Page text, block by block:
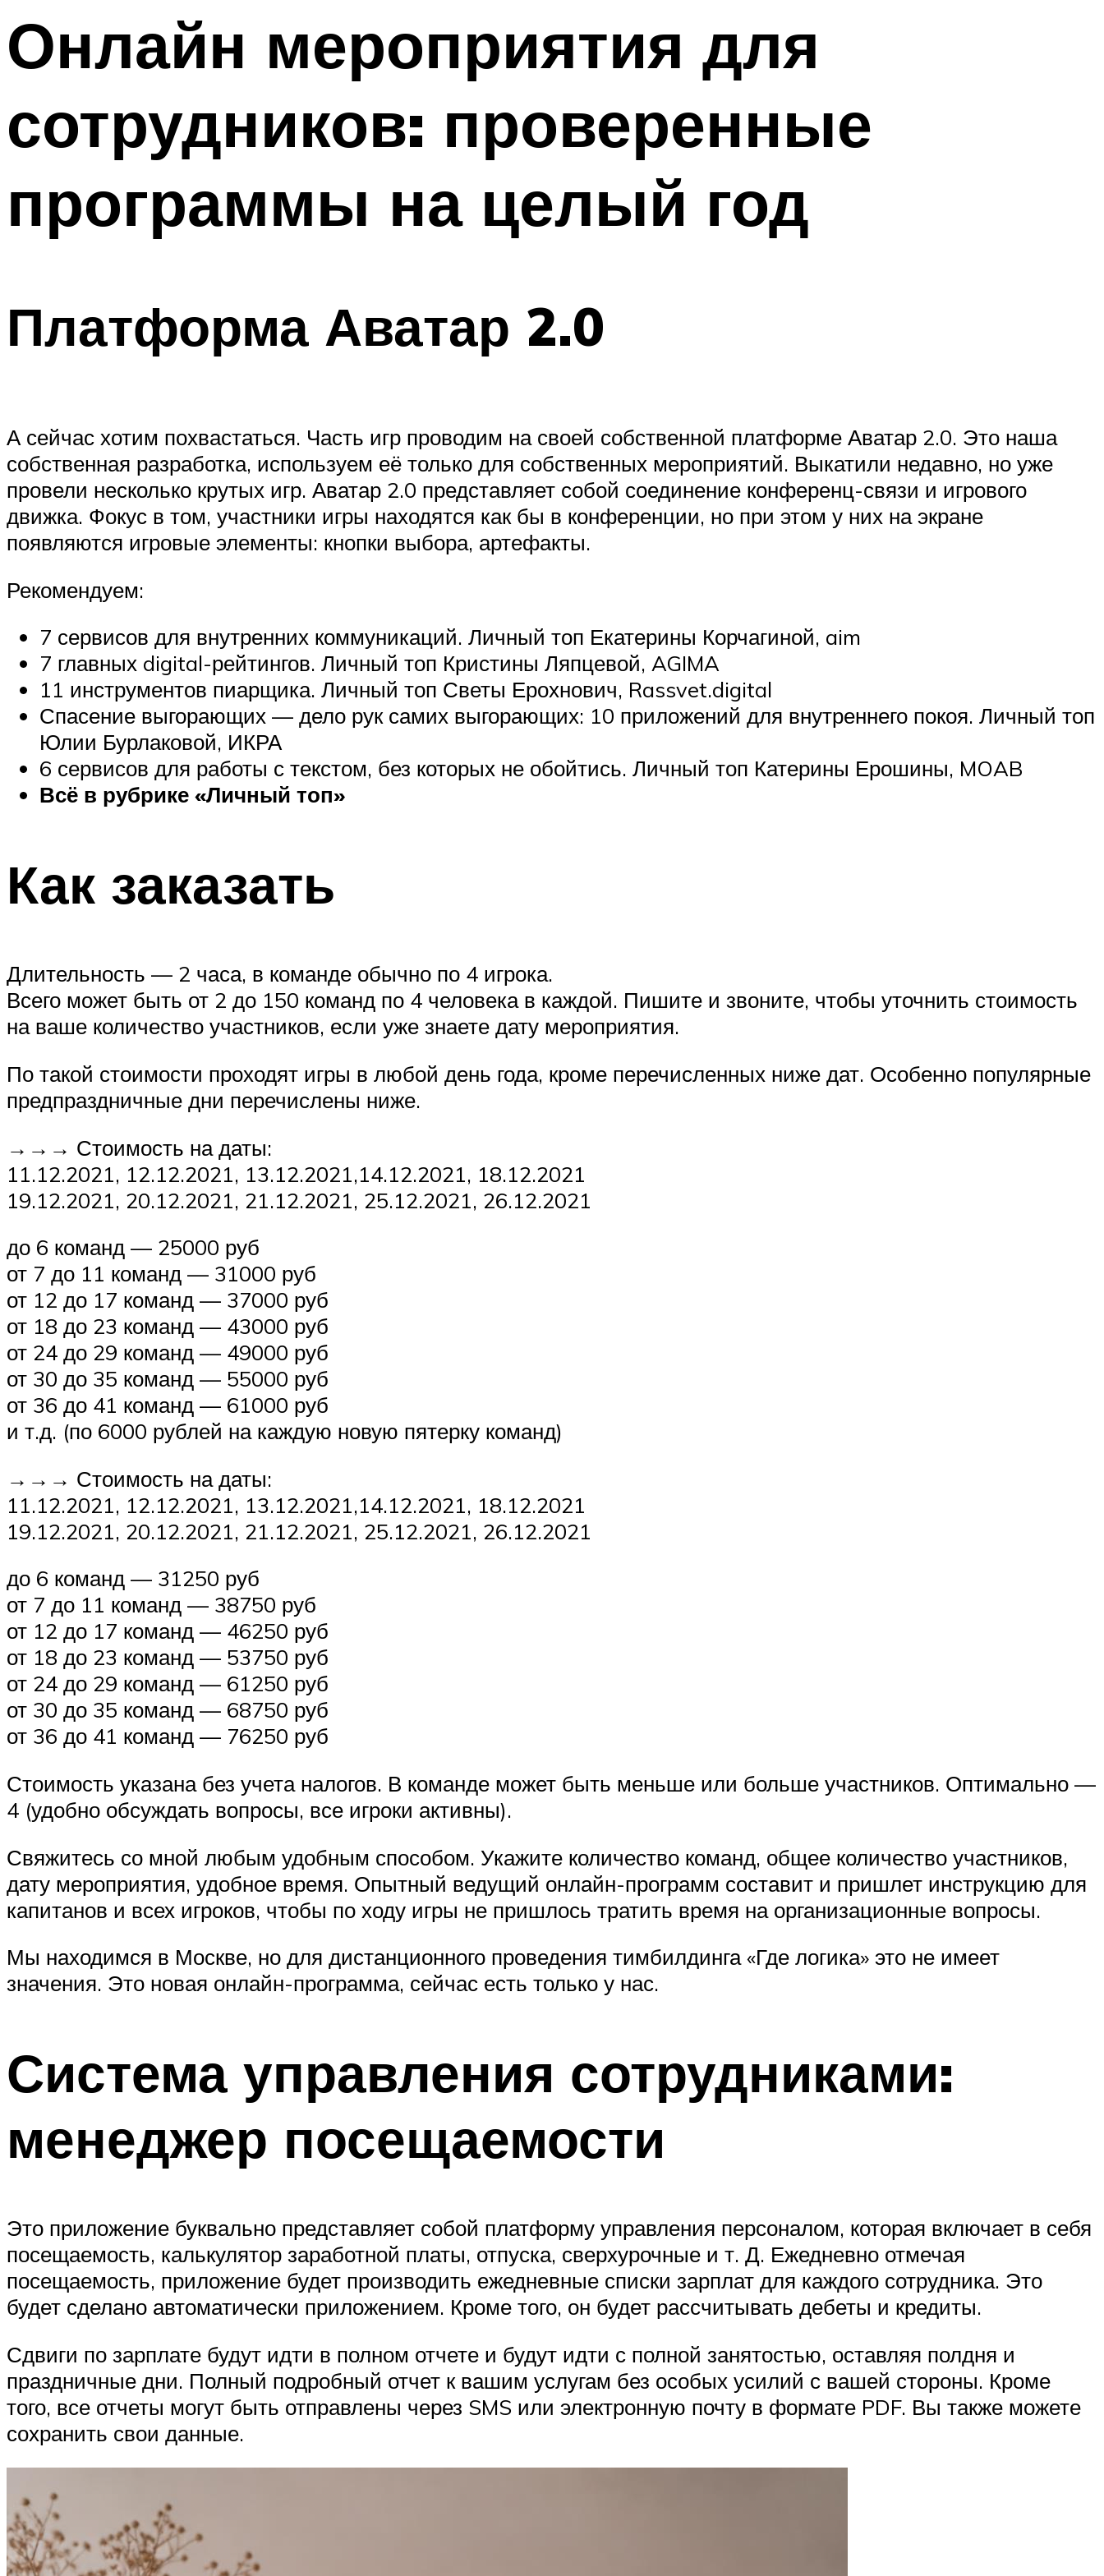
Меню
Онлайн мероприятия для
сотрудников: проверенные
программы на целый год
Платформа Аватар 2.0
А сейчас хотим похвастаться. Часть игр проводим на своей собственной платформе Аватар 2.0. Это наша
собственная разработка, используем её только для собственных мероприятий. Выкатили недавно, но уже
провели несколько крутых игр. Аватар 2.0 представляет собой соединение конференц-связи и игрового
движка. Фокус в том, участники игры находятся как бы в конференции, но при этом у них на экране
появляются игровые элементы: кнопки выбора, артефакты.
Рекомендуем:
7 сервисов для внутренних коммуникаций. Личный топ Екатерины Корчагиной, aim
7 главных digital-рейтингов. Личный топ Кристины Ляпцевой, AGIMA
11 инструментов пиарщика. Личный топ Светы Ерохнович, Rassvet.digital
Спасение выгорающих — дело рук самих выгорающих: 10 приложений для внутреннего покоя. Личный топ
Юлии Бурлаковой, ИКРА
6 сервисов для работы с текстом, без которых не обойтись. Личный топ Катерины Ерошины, MOAB
Всё в рубрике «Личный топ»
Как заказать
Длительность — 2 часа, в команде обычно по 4 игрока.
Всего может быть от 2 до 150 команд по 4 человека в каждой. Пишите и звоните, чтобы уточнить стоимость
на ваше количество участников, если уже знаете дату мероприятия.
По такой стоимости проходят игры в любой день года, кроме перечисленных ниже дат. Особенно популярные
предпраздничные дни перечислены ниже.
→→→ Стоимость на даты:
11.12.2021, 12.12.2021, 13.12.2021,14.12.2021, 18.12.2021
19.12.2021, 20.12.2021, 21.12.2021, 25.12.2021, 26.12.2021
до 6 команд — 25000 руб
от 7 до 11 команд — 31000 руб
от 12 до 17 команд — 37000 руб
от 18 до 23 команд — 43000 руб
от 24 до 29 команд — 49000 руб
от 30 до 35 команд — 55000 руб
от 36 до 41 команд — 61000 руб
и т.д. (по 6000 рублей на каждую новую пятерку команд)
→→→ Стоимость на даты:
11.12.2021, 12.12.2021, 13.12.2021,14.12.2021, 18.12.2021
19.12.2021, 20.12.2021, 21.12.2021, 25.12.2021, 26.12.2021
до 6 команд — 31250 руб
от 7 до 11 команд — 38750 руб
от 12 до 17 команд — 46250 руб
от 18 до 23 команд — 53750 руб
от 24 до 29 команд — 61250 руб
от 30 до 35 команд — 68750 руб
от 36 до 41 команд — 76250 руб
Стоимость указана без учета налогов. В команде может быть меньше или больше участников. Оптимально —
4 (удобно обсуждать вопросы, все игроки активны).
Свяжитесь со мной любым удобным способом. Укажите количество команд, общее количество участников,
дату мероприятия, удобное время. Опытный ведущий онлайн-программ составит и пришлет инструкцию для
капитанов и всех игроков, чтобы по ходу игры не пришлось тратить время на организационные вопросы.
Мы находимся в Москве, но для дистанционного проведения тимбилдинга «Где логика» это не имеет
значения. Это новая онлайн-программа, сейчас есть только у нас.
Система управления сотрудниками:
менеджер посещаемости
Это приложение буквально представляет собой платформу управления персоналом, которая включает в себя
посещаемость, калькулятор заработной платы, отпуска, сверхурочные и т. Д. Ежедневно отмечая
посещаемость, приложение будет производить ежедневные списки зарплат для каждого сотрудника. Это
будет сделано автоматически приложением. Кроме того, он будет рассчитывать дебеты и кредиты.
Сдвиги по зарплате будут идти в полном отчете и будут идти с полной занятостью, оставляя полдня и
праздничные дни. Полный подробный отчет к вашим услугам без особых усилий с вашей стороны. Кроме
того, все отчеты могут быть отправлены через SMS или электронную почту в формате PDF. Вы также можете
сохранить свои данные.